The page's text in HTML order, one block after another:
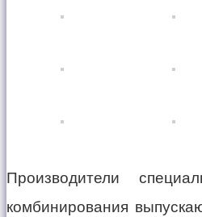
Производители
комбинирования